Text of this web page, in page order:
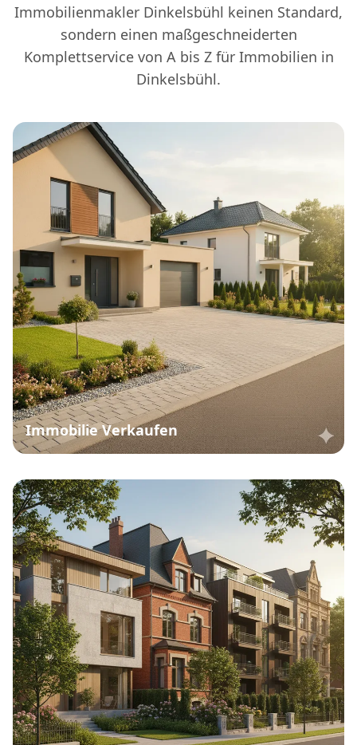
Immobilienmakler Dinkelsbühl keinen Standard,
sondern einen maßgeschneiderten
Komplettservice von A bis Z für Immobilien in
Dinkelsbühl.
Immobilie Verkaufen